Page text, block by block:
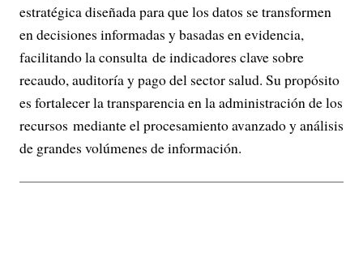
estratégica diseñada para que los datos se transformen
en decisiones informadas y basadas en evidencia,
facilitando la consulta de indicadores clave sobre
recaudo, auditoría y pago del sector salud. Su propósito
es fortalecer la transparencia en la administración de los
recursos mediante el procesamiento avanzado y análisis
de grandes volúmenes de información.